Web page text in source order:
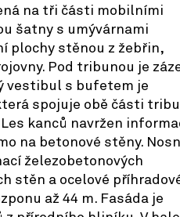
na tři části mobilními
šatny s umývárnami
plochy stěnou z žebřin,
Pod tribunou je
vestibul s bufetem je
spojuje obě části
kanců navržen
na betonové stěny.
železobetonových
stěn a ocelové
až 44 m. Fasáda je